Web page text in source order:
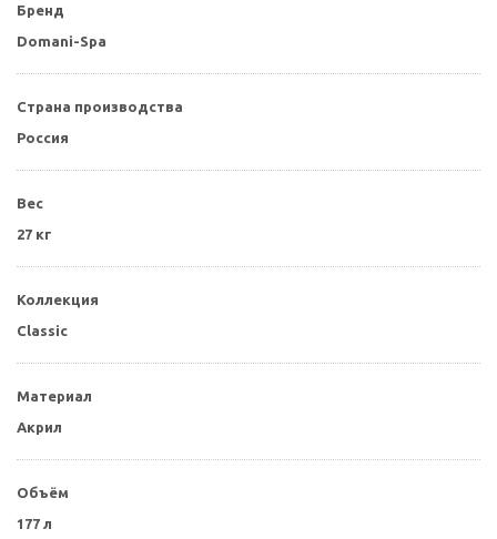
Бренд
Domani-Spa
Страна производства
Россия
Вес
27 кг
Коллекция
Classic
Материал
Акрил
Объём
177 л